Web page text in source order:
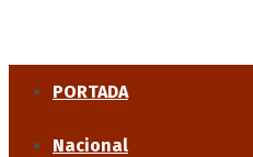
PORTADA
Nacional